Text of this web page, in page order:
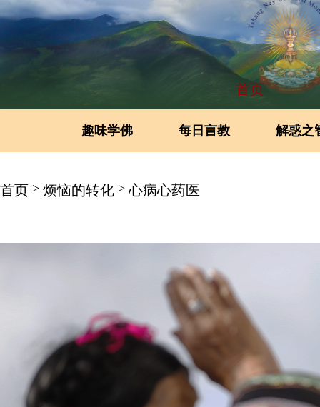
首页
趣味学佛 每日言教 解惑之
首页 > 烦恼的转化 > 心病心药医